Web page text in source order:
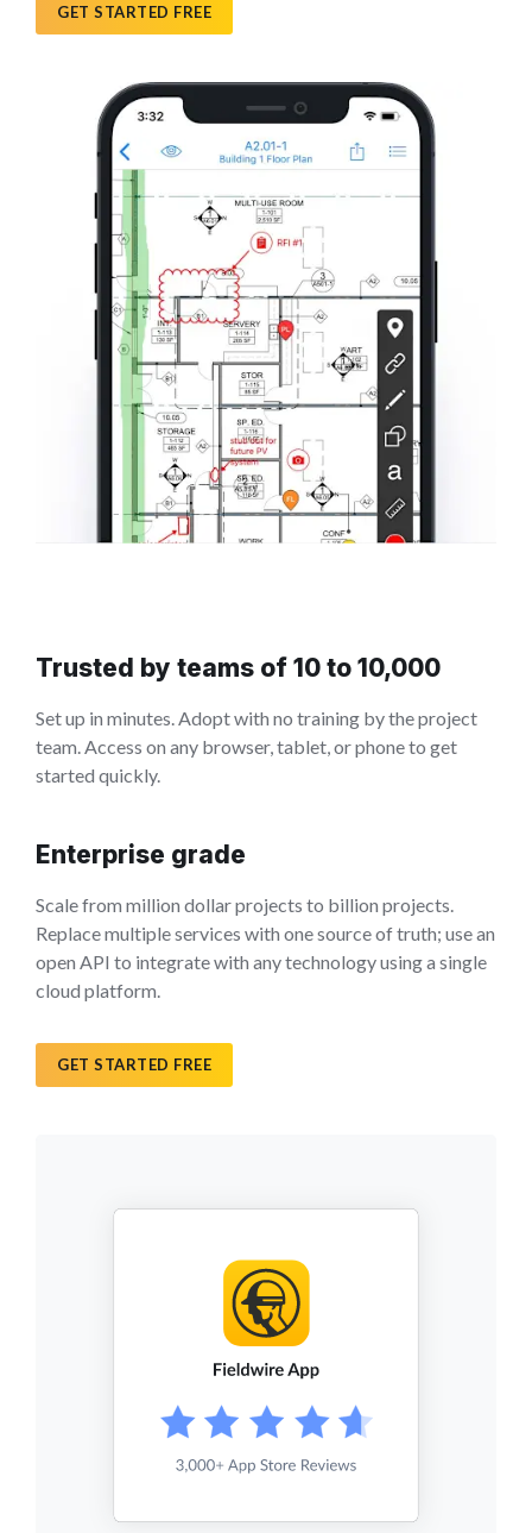
GET STARTED FREE
Trusted by teams of 10 to 10,000
Set up in minutes. Adopt with no training by the project
team. Access on any browser, tablet, or phone to get
started quickly.
Enterprise grade
Scale from million dollar projects to billion projects.
Replace multiple services with one source of truth; use an
open API to integrate with any technology using a single
cloud platform.
GET STARTED FREE